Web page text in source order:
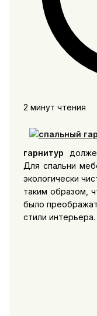
2 минут чтения
гарнитур
Для спальни
экологически
таким образом,
было
стили интерьера.